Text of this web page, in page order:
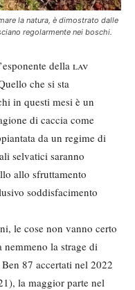
la natura, è dimostrato dalle
regolarmente nei boschi.
della lav
che si sta
in questi mesi è un
di caccia come
da un regime di
selvatici saranno
allo sfruttamento
soddisfacimento
le cose non vanno certo
la strage di
87 accertati nel 2022
la maggior parte nel